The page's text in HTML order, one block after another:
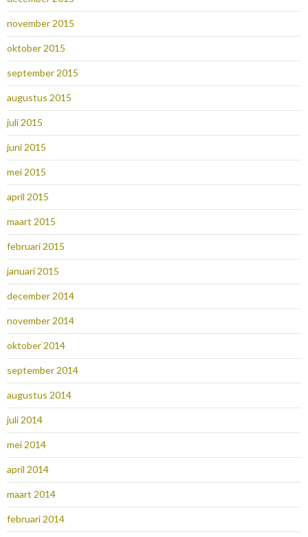
november 2015
oktober 2015
september 2015
augustus 2015
juli 2015
juni 2015
mei 2015
april 2015
maart 2015
februari 2015
januari 2015
december 2014
november 2014
oktober 2014
september 2014
augustus 2014
juli 2014
mei 2014
april 2014
maart 2014
februari 2014